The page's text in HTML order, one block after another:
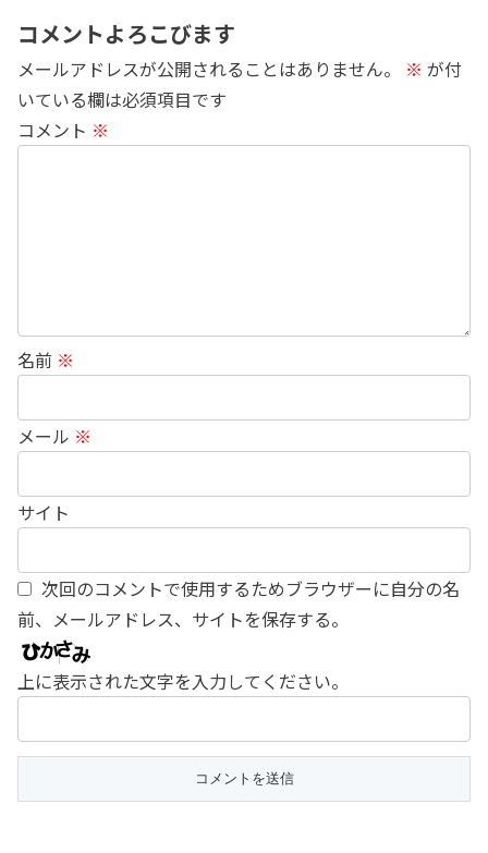
コメントよろこびます
メールアドレスが公開されることはありません。 ※ が付
いている欄は必須項目です
コメント ※
名前 ※
メール ※
サイト
次回のコメントで使用するためブラウザーに自分の名
前、メールアドレス、サイトを保存する。
上に表示された文字を入力してください。